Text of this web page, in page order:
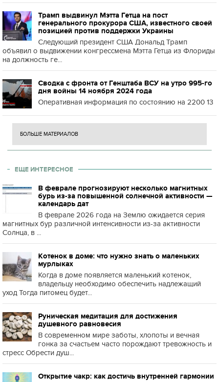
Трамп выдвинул Мэтта Гетца на пост
генерального прокурора США, известного своей
позицией против поддержки Украины
Следующий президент США Дональд Трамп
объявил о выдвижении конгрессмена Мэтта Гетца из Флориды
на должность ге...
Сводка с фронта от Генштаба ВСУ на утро 995-го
дня войны 14 ноября 2024 года
Оперативная информация по состоянию на 2200 13
БОЛЬШЕ МАТЕРИАЛОВ
ЕЩЕ ИНТЕРЕСНОЕ
В феврале прогнозируют несколько магнитных
бурь из-за повышенной солнечной активности —
календарь дат
В феврале 2026 года на Землю ожидается серия
магнитных бур различной интенсивности из-за активности
Солнца, в ...
Котенок в доме: что нужно знать о маленьких
мурлыках
Когда в доме появляется маленький котенок,
владельцу необходимо обеспечить надлежащий
уход Тогда питомец будет...
Руническая медитация для достижения
душевного равновесия
В современном мире заботы, хлопоты и вечная
гонка за счастьем часто порождают тревожность и
стресс Обрести душ...
Открытие чакр: как достичь внутренней гармонии